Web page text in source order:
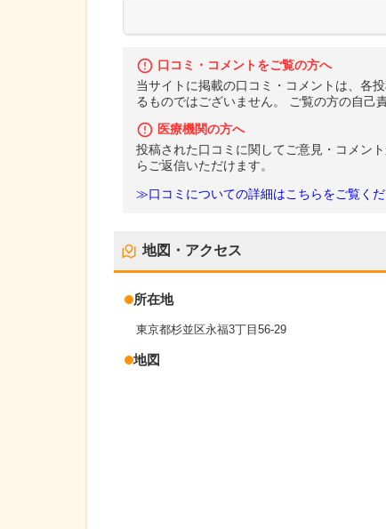
口コミ・コメントをご覧の方へ
当サイトに掲載の口コミ・コメントは、各
るものではございません。 ご覧の方の自己
医療機関の方へ
投稿された口コミに関してご意見・コメン
らご返信いただけます。
≫口コミについての詳細はこちらをご覧くだ
地図・アクセス
所在地
東京都杉並区永福3丁目56-29
地図